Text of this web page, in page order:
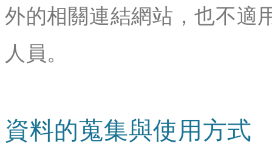
外的相關連結網站，也不適
人員。
資料的蒐集與使用方式